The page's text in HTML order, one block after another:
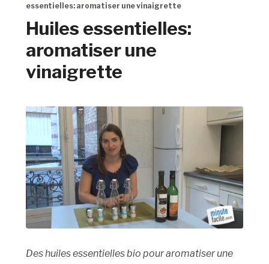
essentielles: aromatiser une vinaigrette
Huiles essentielles:
aromatiser une
vinaigrette
Des huiles essentielles bio pour aromatiser une